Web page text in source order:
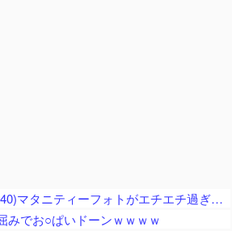
【画像】中川翔子さん(40)マタニティーフォトがエチエチ過ぎるｗｗｗｗｗｗｗｗ
みでお○ぱいドーンｗｗｗｗ